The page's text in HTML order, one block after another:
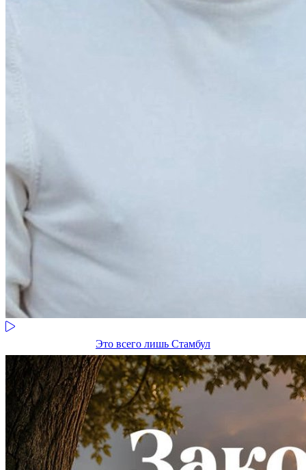
Это всего лишь Стамбул